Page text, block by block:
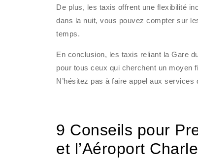
De plus, les taxis offrent une flexibilité
dans la nuit, vous pouvez compter sur
temps.
En conclusion, les taxis reliant la Gare
pour tous ceux qui cherchent un moyen
N’hésitez pas à faire appel aux
9 Conseils pour
et l’Aéroport